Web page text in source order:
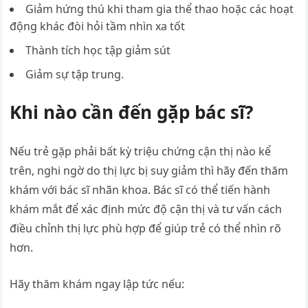
Giảm hứng thú khi tham gia thể thao hoặc các hoạt
động khác đòi hỏi tầm nhìn xa tốt
Thành tích học tập giảm sút
Giảm sự tập trung.
Khi nào cần đến gặp bác sĩ?
Nếu trẻ gặp phải bất kỳ triệu chứng cận thị nào kể
trên, nghi ngờ do thị lực bị suy giảm thì hãy đến thăm
khám với bác sĩ nhãn khoa. Bác sĩ có thể tiến hành
khám mắt để xác định mức độ cận thị và tư vấn cách
điều chỉnh thị lực phù hợp để giúp trẻ có thể nhìn rõ
hơn.
Hãy thăm khám ngay lập tức nếu: